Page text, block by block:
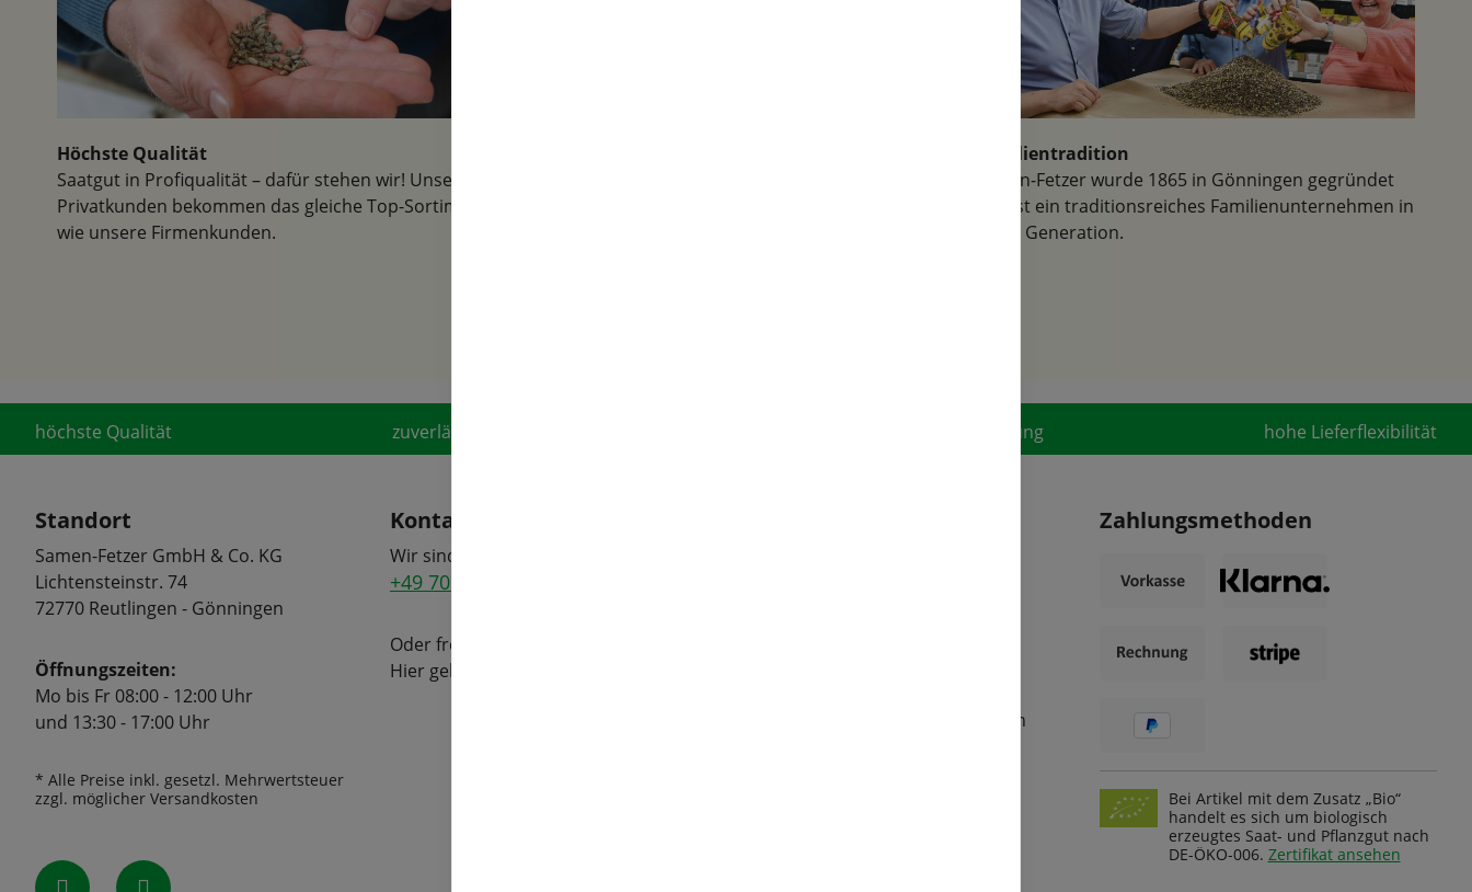
man hier in der herrlichen Natur
Höchste Qualität
Saatgut in Profiqualität – dafür stehen wir! Unsere
Privatkunden bekommen das gleiche Top-Sortiment
wie unsere Firmenkunden.
Familientradition
Samen-Fetzer wurde 1865 in Gönningen gegründet
und ist ein traditionsreiches Familienunternehmen in
der 6. Generation.
höchste Qualität zuverlässiger Service langjährige Branchenerfahrung hohe Lieferflexibilität
Standort
Samen-Fetzer GmbH & Co. KG
Lichtensteinstr. 74
72770 Reutlingen - Gönningen
Öffnungszeiten:
Mo bis Fr 08:00 - 12:00 Uhr
und 13:30 - 17:00 Uhr
* Alle Preise inkl. gesetzl. Mehrwertsteuer
zzgl. möglicher Versandkosten
Kontakt
Wir sind telefonisch erreichbar unter:
+49 7072 600490-0
Oder freuen uns über eine Nachricht!
Hier geht's zum
Zahlungs- & Versandbedingungen
Zahlungsmethoden
Bei Artikel mit dem Zusatz „Bio“
handelt es sich um biologisch
erzeugtes Saat- und Pflanzgut nach
DE-ÖKO-006. Zertifikat ansehen